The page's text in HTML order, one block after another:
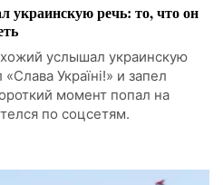
речь: то, что он
услышал украинскую
Україні!» и запел
момент попал на
по соцсетям.